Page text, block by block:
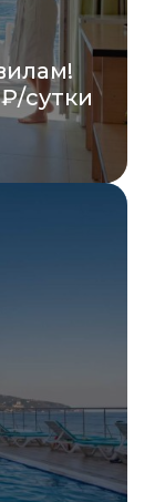
сутки
сутки и
без...